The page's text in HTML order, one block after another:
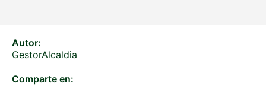
Autor:
GestorAlcaldia
Comparte en: